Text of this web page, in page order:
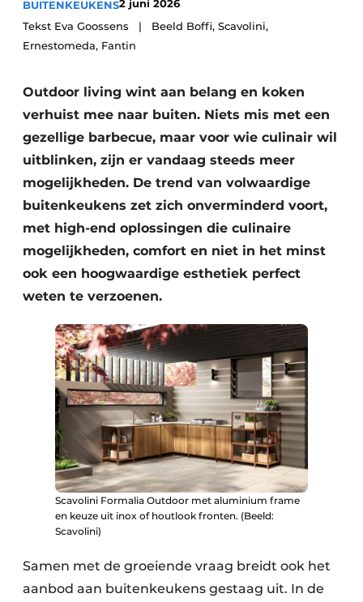
Privacy / Cookie statement
Vacature aanmelden
Video’s
Meubelbeslag & Kastindeling
BUITENKEUKENS2 juni 2026
Tekst Eva Goossens | Beeld Boffi, Scavolini,
Ernestomeda, Fantin
Outdoor living wint aan belang en koken
verhuist mee naar buiten. Niets mis met een
gezellige barbecue, maar voor wie culinair wil
uitblinken, zijn er vandaag steeds meer
mogelijkheden. De trend van volwaardige
buitenkeukens zet zich onverminderd voort,
met high-end oplossingen die culinaire
mogelijkheden, comfort en niet in het minst
ook een hoogwaardige esthetiek perfect
weten te verzoenen.
Scavolini Formalia Outdoor met aluminium frame
en keuze uit inox of houtlook fronten. (Beeld:
Scavolini)
Samen met de groeiende vraag breidt ook het
aanbod aan buitenkeukens gestaag uit. In de